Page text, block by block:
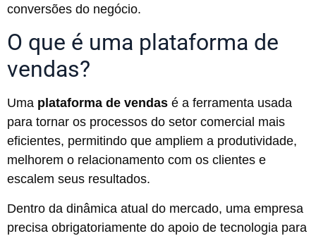
conversões do negócio.
O que é uma plataforma de
vendas?
Uma plataforma de vendas é a ferramenta usada
para tornar os processos do setor comercial mais
eficientes, permitindo que ampliem a produtividade,
melhorem o relacionamento com os clientes e
escalem seus resultados.
Dentro da dinâmica atual do mercado, uma empresa
precisa obrigatoriamente do apoio de tecnologia para